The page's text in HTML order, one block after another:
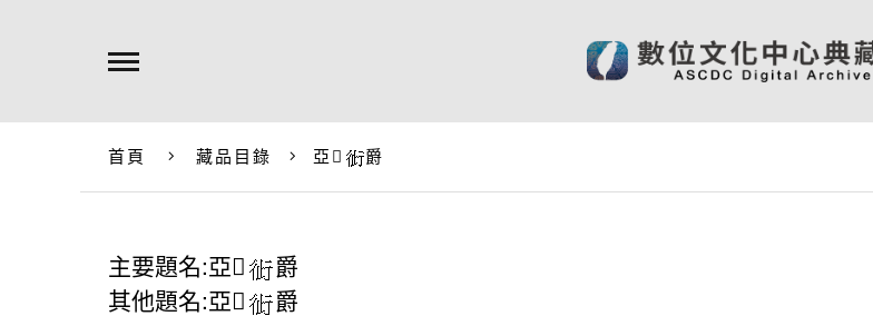
首頁 藏品目錄 亞𪴶 爵
主要題名:亞𪴶
爵
其他題名:亞𪴶
爵